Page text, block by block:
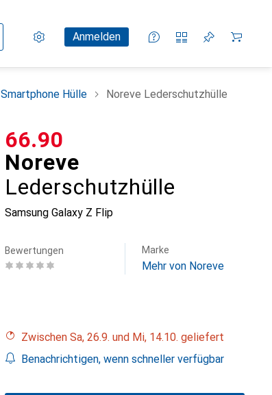
Einstellungen
KundenkontoAnmelden
Vergleichslisten
Merklisten
Warenkorb
Smartphone Hülle Noreve Lederschutzhülle
Noreve
Lederschutzhülle
Samsung Galaxy Z Flip
CHF
66.90
Bewertungen Marke
Mehr von Noreve
Zwischen Sa, 26.9. und Mi, 14.10. geliefert
Benachrichtigen, wenn schneller verfügbar